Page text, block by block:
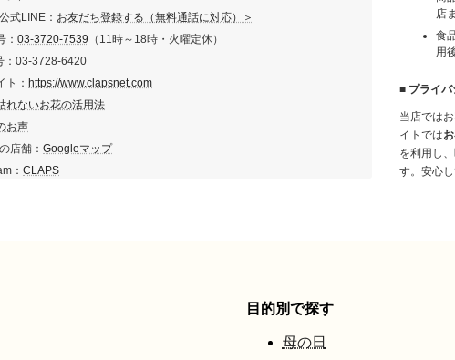
式LINE： お友だち登録する（無料通話に対応）＞
： 03-3720-7539 （11時～18時・火曜定休）
：03-3728-6420
ト： https://www.clapsnet.com
れないお花の活用法
お声
店舗： Googleマップ
： CLAPS
店
食
用
■ プライバ
当店では
イトでは
を利用し、
す。安心し
目的別で探す
母の日